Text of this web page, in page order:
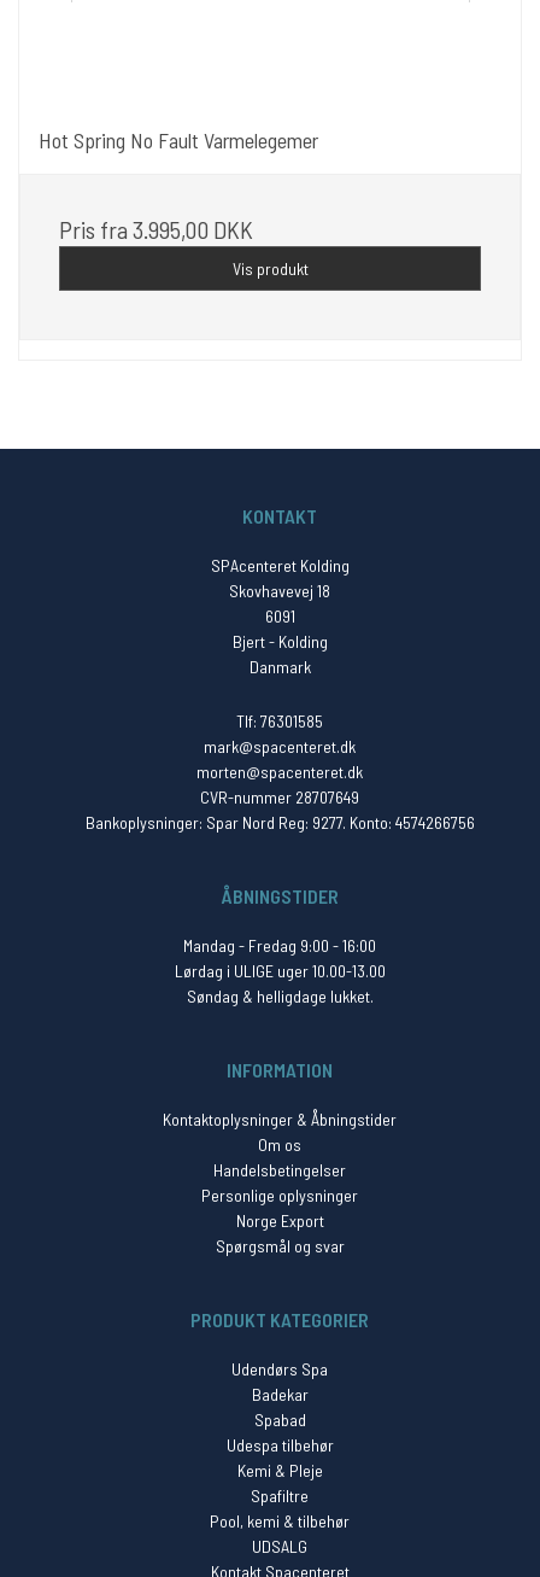
Hot Spring No Fault Varmelegemer
Pris fra 3.995,00 DKK
Vis produkt
KONTAKT
SPAcenteret Kolding
Skovhavevej 18
6091
Bjert - Kolding
Danmark
Tlf: 76301585
mark@spacenteret.dk
morten@spacenteret.dk
CVR-nummer 28707649
Bankoplysninger: Spar Nord Reg: 9277. Konto: 4574266756
ÅBNINGSTIDER
Mandag - Fredag 9:00 - 16:00
Lørdag i ULIGE uger 10.00-13.00
Søndag & helligdage lukket.
INFORMATION
Kontaktoplysninger & Åbningstider
Om os
Handelsbetingelser
Personlige oplysninger
Norge Export
Spørgsmål og svar
PRODUKT KATEGORIER
Udendørs Spa
Badekar
Spabad
Udespa tilbehør
Kemi & Pleje
Spafiltre
Pool, kemi & tilbehør
UDSALG
Kontakt Spacenteret